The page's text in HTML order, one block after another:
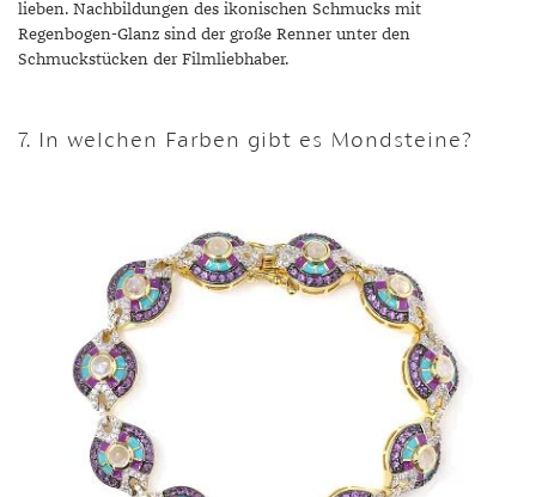
lieben. Nachbildungen des ikonischen Schmucks mit
Regenbogen-Glanz sind der große Renner unter den
Schmuckstücken der Filmliebhaber.
7. In welchen Farben gibt es Mondsteine?